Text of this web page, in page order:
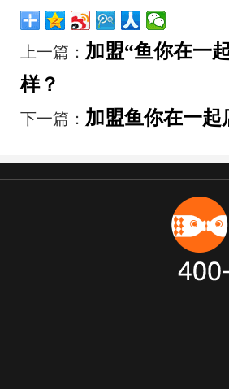
上一篇： 加盟“鱼你在一
样？
下一篇： 加盟鱼你在一起